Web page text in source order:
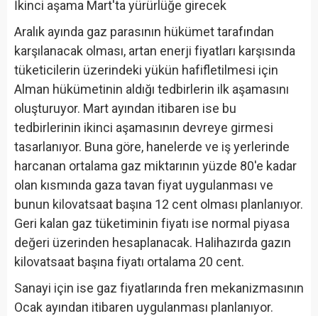
İkinci aşama Mart'ta yürürlüğe girecek
Aralık ayında gaz parasının hükümet tarafından
karşılanacak olması, artan enerji fiyatları karşısında
tüketicilerin üzerindeki yükün hafifletilmesi için
Alman hükümetinin aldığı tedbirlerin ilk aşamasını
oluşturuyor. Mart ayından itibaren ise bu
tedbirlerinin ikinci aşamasının devreye girmesi
tasarlanıyor. Buna göre, hanelerde ve iş yerlerinde
harcanan ortalama gaz miktarının yüzde 80'e kadar
olan kısmında gaza tavan fiyat uygulanması ve
bunun kilovatsaat başına 12 cent olması planlanıyor.
Geri kalan gaz tüketiminin fiyatı ise normal piyasa
değeri üzerinden hesaplanacak. Halihazırda gazın
kilovatsaat başına fiyatı ortalama 20 cent.
Sanayi için ise gaz fiyatlarında fren mekanizmasının
Ocak ayından itibaren uygulanması planlanıyor.